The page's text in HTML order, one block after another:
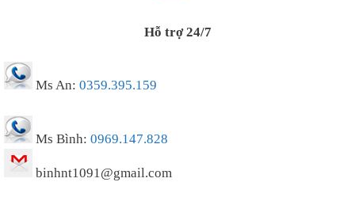
Hỗ trợ 24/7
Ms An: 0359.395.159
Ms Bình: 0969.147.828
binhnt1091@gmail.com